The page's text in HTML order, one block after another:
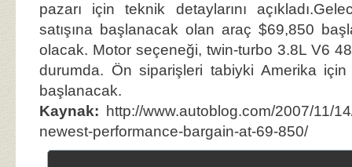
pazarı için teknik detaylarını
satışına başlanacak olan araç $69,850
olacak. Motor seçeneği, twin-turbo 3.8L V6
durumda. Ön siparişleri tabiyki Amerika
başlanacak.
Kaynak: http://www.autoblog.com/2007/11/
newest-performance-bargain-at-69-850/